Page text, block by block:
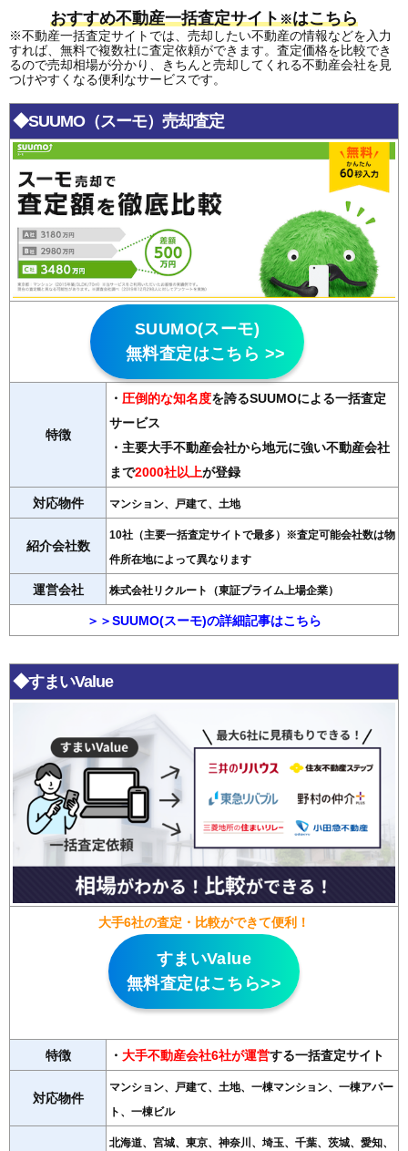
おすすめ不動産一括査定サイト※はこちら
※不動産一括査定サイトでは、売却したい不動産の情報などを入力
すれば、無料で複数社に査定依頼ができます。査定価格を比較でき
るので売却相場が分かり、きちんと売却してくれる不動産会社を見
つけやすくなる便利なサービスです。
◆SUUMO（スーモ）売却査定
SUUMO(スーモ)
無料査定はこちら >>
特徴
・ 圧倒的な知名度を誇るSUUMOによる一括査定
サービス
・主要大手不動産会社から地元に強い不動産会社
まで2000社以上が登録
対応物件 マンション、戸建て、土地
紹介会社数
10社（主要一括査定サイトで最多）※査定可能会社数は物
件所在地によって異なります
運営会社 株式会社リクルート（東証プライム上場企業）
＞＞SUUMO(スーモ)の詳細記事はこちら
◆すまいValue
大手6社の査定・比較ができて便利！
すまいValue
無料査定はこちら>>
特徴 ・ 大手不動産会社6社が運営する一括査定サイト
対応物件
マンション、戸建て、土地、一棟マンション、一棟アパー
ト、一棟ビル
北海道、宮城、東京、神奈川、埼玉、千葉、茨城、愛知、